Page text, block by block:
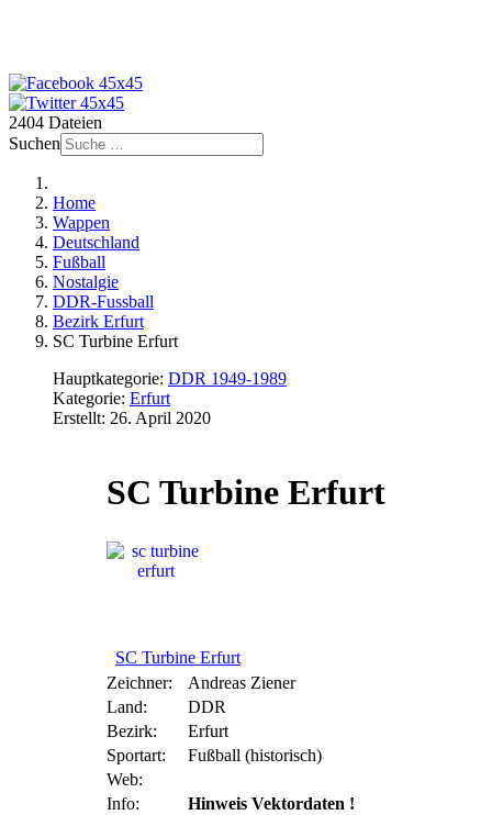
2404 Dateien
Suchen
Home
Wappen
Deutschland
Fußball
Nostalgie
DDR-Fussball
Bezirk Erfurt
SC Turbine Erfurt
Hauptkategorie: DDR 1949-1989
Kategorie: Erfurt
Erstellt: 26. April 2020
SC Turbine Erfurt
SC Turbine Erfurt
Zeichner:
Andreas Ziener
Land:
DDR
Bezirk:
Erfurt
Sportart:
Fußball (historisch)
Web:
Info:
Hinweis Vektordaten !